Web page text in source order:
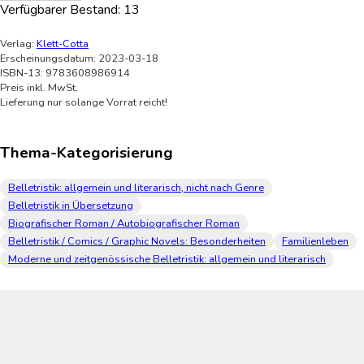
Verfügbarer Bestand: 13
Verlag: Klett-Cotta
Erscheinungsdatum: 2023-03-18
ISBN-13: 9783608986914
Preis inkl. MwSt.
Lieferung nur solange Vorrat reicht!
Thema-Kategorisierung
Belletristik: allgemein und literarisch, nicht nach Genre
Belletristik in Übersetzung
Biografischer Roman / Autobiografischer Roman
Belletristik / Comics / Graphic Novels: Besonderheiten
Familienleben
Moderne und zeitgenössische Belletristik: allgemein und literarisch